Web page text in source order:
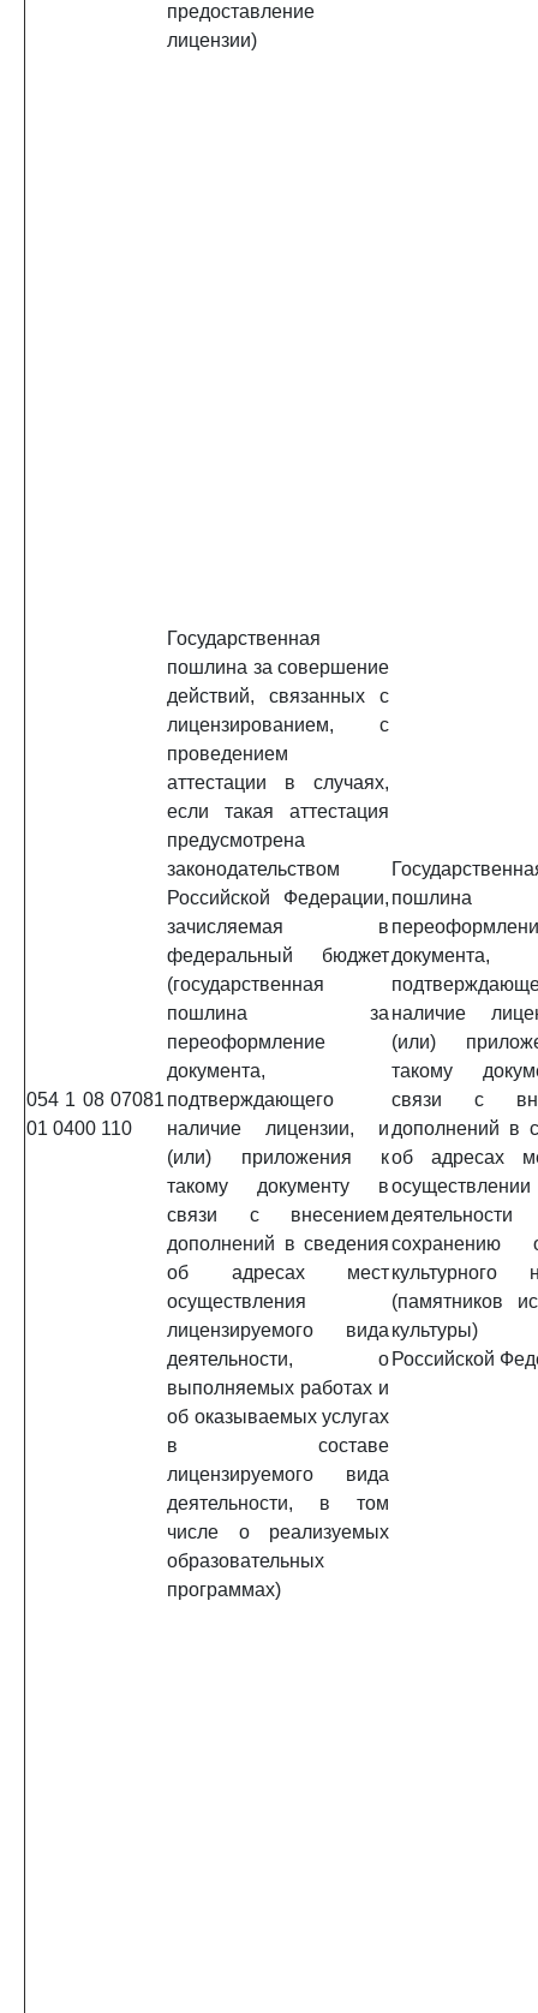
предоставление
лицензии)
054 1 08 07081
01 0400 110
Государственная
пошлина за совершение
действий, связанных с
лицензированием, с
проведением
аттестации в случаях,
если такая аттестация
предусмотрена
законодательством
Российской Федерации,
зачисляемая в
федеральный бюджет
(государственная
пошлина за
переоформление
документа,
подтверждающего
наличие лицензии, и
(или) приложения к
такому документу в
связи с внесением
дополнений в сведения
об адресах мест
осуществления
лицензируемого вида
деятельности, о
выполняемых работах и
об оказываемых услугах
в составе
лицензируемого вида
деятельности, в том
числе о реализуемых
образовательных
программах)
документа,
наличие
(или)
такому
связи с
дополнений в
об адресах
осуществлении
сохранению
культурного
(памятников
культуры)
Российской